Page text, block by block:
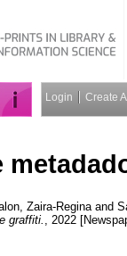
Login Create
Zaira-Regina and
graffiti.
, 2022